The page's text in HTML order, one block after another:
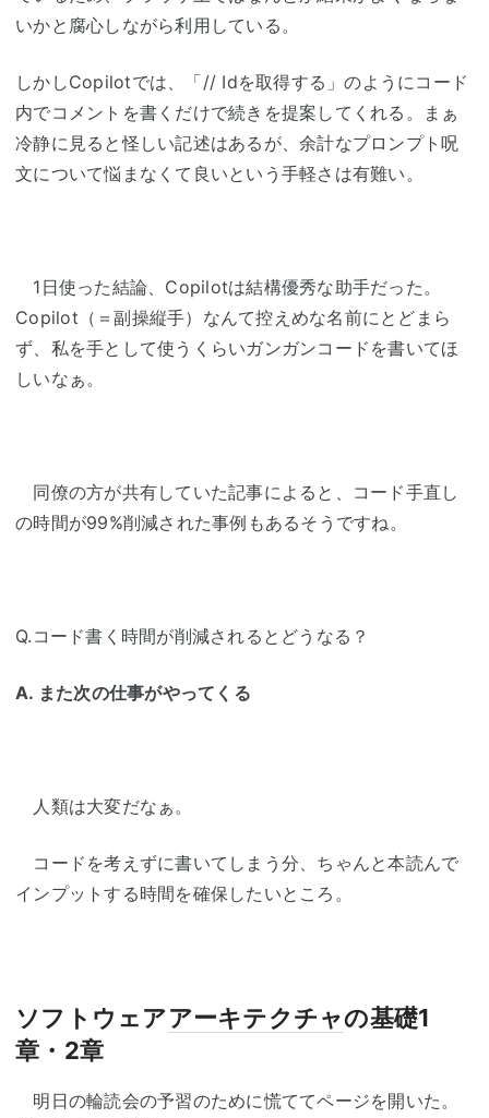
いかと腐心しながら利用している。
しかしCopilotでは、「// Idを取得する」のようにコード
内でコメントを書くだけで続きを提案してくれる。まぁ
冷静に見ると怪しい記述はあるが、余計なプロンプト呪
文について悩まなくて良いという手軽さは有難い。
1日使った結論、Copilotは結構優秀な助手だった。
Copilot（＝副操縦手）なんて控えめな名前にとどまら
ず、私を手として使うくらいガンガンコードを書いてほ
しいなぁ。
同僚の方が共有していた記事によると、コード手直し
の時間が99%削減された事例もあるそうですね。
Q.コード書く時間が削減されるとどうなる？
A. また次の仕事がやってくる
人類は大変だなぁ。
コードを考えずに書いてしまう分、ちゃんと本読んで
インプットする時間を確保したいところ。
ソフトウェアアーキテクチャの基礎1
章・2章
明日の輪読会の予習のために慌ててページを開いた。